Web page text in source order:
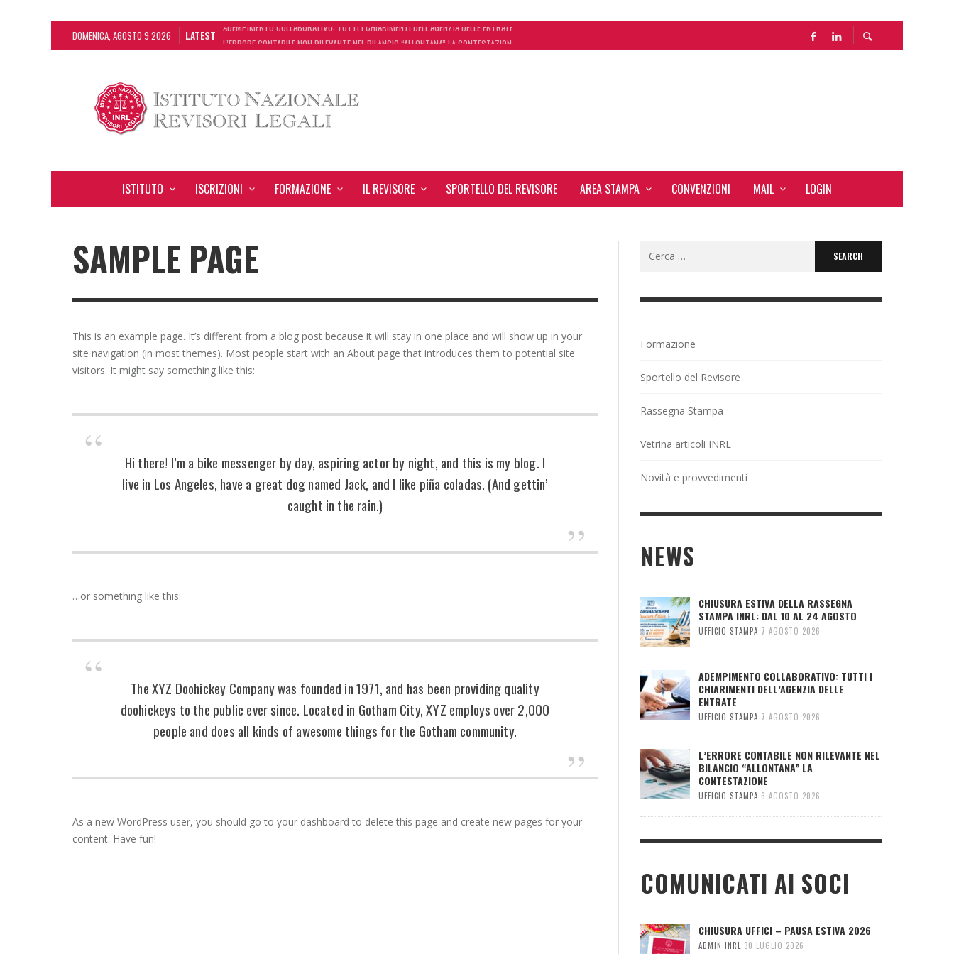
DOMENICA, AGOSTO 9 2026 LATEST L’ERRORE CONTABILE NON RILEVANTE NEL BILANCIO “ALLONTANA” LA CONTESTAZIONE
DECRETO OMNIBUS: CON IL CONCORDATO UNO ‘SCUDO’ FISCALE DI 4 ANNI
ISTITUTO ISCRIZIONI FORMAZIONE IL REVISORE SPORTELLO DEL REVISORE AREA STAMPA CONVENZIONI MAIL LOGIN
SAMPLE PAGE
This is an example page. It’s different from a blog post because it will stay in one place and will show up in your
site navigation (in most themes). Most people start with an About page that introduces them to potential site
visitors. It might say something like this:
Hi there! I’m a bike messenger by day, aspiring actor by night, and this is my blog. I
live in Los Angeles, have a great dog named Jack, and I like piña coladas. (And gettin’
caught in the rain.)
…or something like this:
The XYZ Doohickey Company was founded in 1971, and has been providing quality
doohickeys to the public ever since. Located in Gotham City, XYZ employs over 2,000
people and does all kinds of awesome things for the Gotham community.
As a new WordPress user, you should go to your dashboard to delete this page and create new pages for your
content. Have fun!
Formazione
Sportello del Revisore
Rassegna Stampa
Vetrina articoli INRL
Novità e provvedimenti
NEWS
CHIUSURA ESTIVA DELLA RASSEGNA
STAMPA INRL: DAL 10 AL 24 AGOSTO
UFFICIO STAMPA 7 AGOSTO 2026
ADEMPIMENTO COLLABORATIVO: TUTTI I
CHIARIMENTI DELL’AGENZIA DELLE
ENTRATE
UFFICIO STAMPA 7 AGOSTO 2026
L’ERRORE CONTABILE NON RILEVANTE NEL
BILANCIO “ALLONTANA” LA
CONTESTAZIONE
UFFICIO STAMPA 6 AGOSTO 2026
COMUNICATI AI SOCI
CHIUSURA UFFICI – PAUSA ESTIVA 2026
ADMIN INRL 30 LUGLIO 2026